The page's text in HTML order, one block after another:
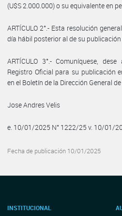
(U$S 2.000.000) o su equivalente en
ARTÍCULO 2°.- Esta resolución
día hábil posterior al de su publicación
ARTÍCULO 3°.- Comuníquese,
Registro Oficial para su publicación
en el Boletín de la Dirección General
Jose Andres Velis
e. 10/01/2025 N° 1222/25 v. 10/01/
Fecha de publicación 10/01/2025
INSTITUCIONAL